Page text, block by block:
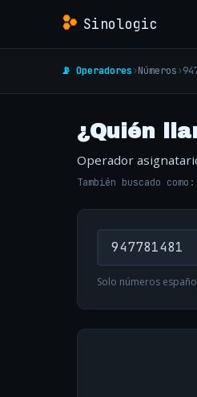
Sinologic
📡 Operadores›Números›
¿Quién
Operador
También buscado como:
Solo números